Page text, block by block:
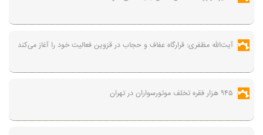
آیت‌الله مظفری: قرارگاه عفاف و حجاب در قزوین فعالیت خود را آغاز می‌کند
۹۴۵ هزار فقره تخلف موتورسواران در تهران